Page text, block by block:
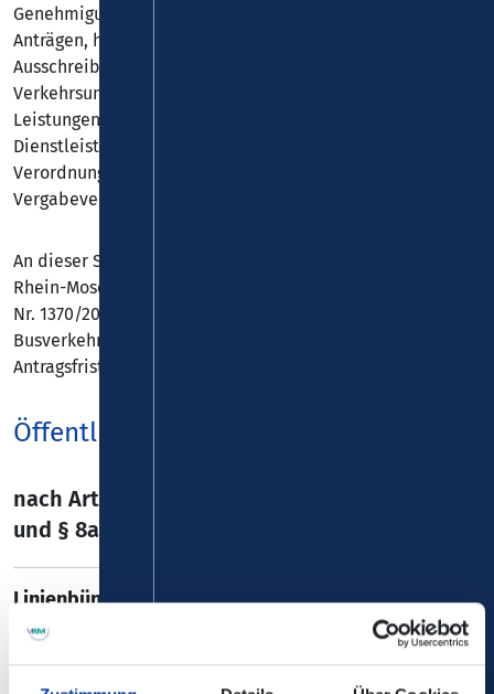
Genehmigungswettbewerb zwischen eigenwirtschaftlichen
Anträgen, hilfsweise ergänzt durch einen
Ausschreibungswettbewerb. Sollte kein
Verkehrsunternehmen bereit sein, die geforderten
Leistungen ohne Zahlungen, d.h. ohne öffentlichen
Dienstleistungsauftrag im Sinne von Art. 3 Abs. 1 der
Verordnung (EG) Nr. 1370/2007 zu betreiben, wird ein
Vergabeverfahren eingeleitet.
An dieser Stelle veröffentlicht der Verkehrsverbund
Rhein-Mosel Vorabbekanntmachungen gemäß der VO (EG)
Nr. 1370/2007 und dem Personenbeförderungsgesetz für
Busverkehrsleistungen im VRM-Verbundgebiet. Auf die
Antragsfrist des § 12 Abs. 6 PBefG wird hingewiesen.
Öffentliche Vorabbekanntmachung
nach Art. 7 Abs. 2 der VO (EG) Nr. 1370/2007
und § 8a Abs. 2 PBefG
Linienbündel Rhein-Brohltal
mit den Linien 800-822, 825, 833, 867 und 868
Bereich Ahrweiler